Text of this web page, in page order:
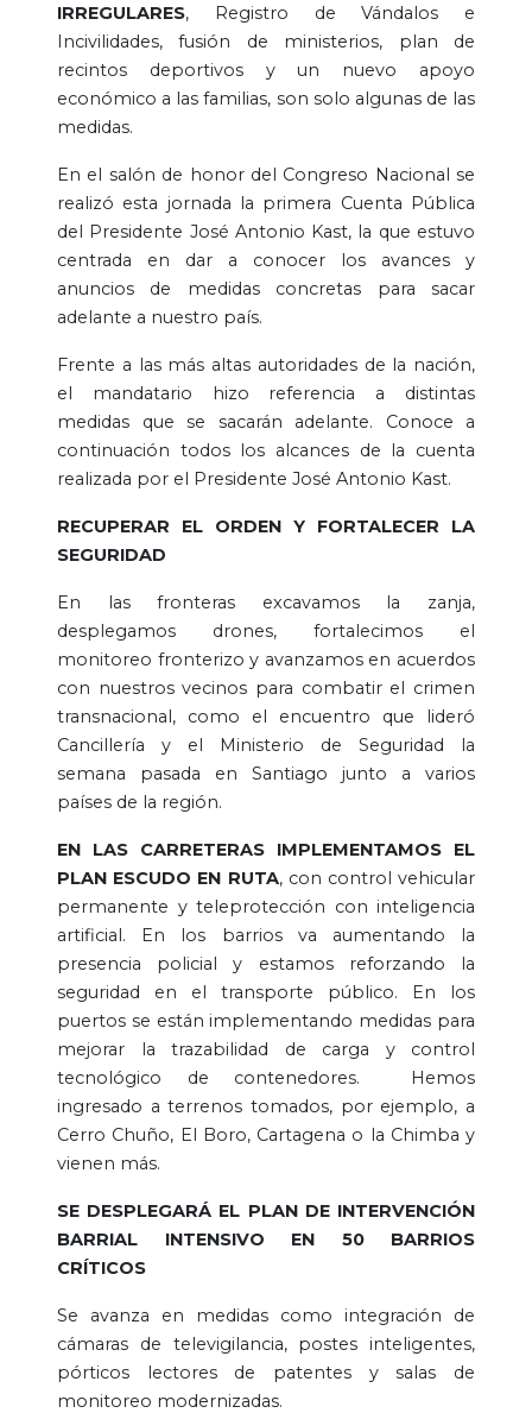
IRREGULARES, Registro de Vándalos e
Incivilidades, fusión de ministerios, plan de
recintos deportivos y un nuevo apoyo
económico a las familias, son solo algunas de las
medidas.
En el salón de honor del Congreso Nacional se
realizó esta jornada la primera Cuenta Pública
del Presidente José Antonio Kast, la que estuvo
centrada en dar a conocer los avances y
anuncios de medidas concretas para sacar
adelante a nuestro país.
Frente a las más altas autoridades de la nación,
el mandatario hizo referencia a distintas
medidas que se sacarán adelante. Conoce a
continuación todos los alcances de la cuenta
realizada por el Presidente José Antonio Kast.
RECUPERAR EL ORDEN Y FORTALECER LA
SEGURIDAD
En las fronteras excavamos la zanja,
desplegamos drones, fortalecimos el
monitoreo fronterizo y avanzamos en acuerdos
con nuestros vecinos para combatir el crimen
transnacional, como el encuentro que lideró
Cancillería y el Ministerio de Seguridad la
semana pasada en Santiago junto a varios
países de la región.
EN LAS CARRETERAS IMPLEMENTAMOS EL
PLAN ESCUDO EN RUTA, con control vehicular
permanente y teleprotección con inteligencia
artificial. En los barrios va aumentando la
presencia policial y estamos reforzando la
seguridad en el transporte público. En los
puertos se están implementando medidas para
mejorar la trazabilidad de carga y control
tecnológico de contenedores. Hemos
ingresado a terrenos tomados, por ejemplo, a
Cerro Chuño, El Boro, Cartagena o la Chimba y
vienen más.
SE DESPLEGARÁ EL PLAN DE INTERVENCIÓN
BARRIAL INTENSIVO EN 50 BARRIOS
CRÍTICOS
Se avanza en medidas como integración de
cámaras de televigilancia, postes inteligentes,
pórticos lectores de patentes y salas de
monitoreo modernizadas.